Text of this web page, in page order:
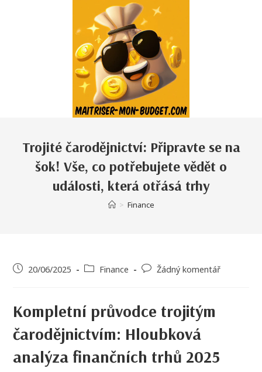
Trojité čarodějnictví: Připravte se na
šok! Vše, co potřebujete vědět o
události, která otřásá trhy
> Finance
20/06/2025 Finance Žádný komentář
Kompletní průvodce trojitým
čarodějnictvím: Hloubková
analýza finančních trhů 2025